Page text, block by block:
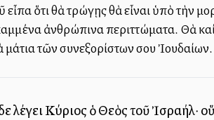
ὅτι θὰ τρώγῃς θὰ εἶναι ὑπὸ τὴν
ἀνθρώπινα περιττώματα. Θὰ
μάτια τῶν συνεξορίστων σου Ἰουδαίων.
λέγει Κύριος ὁ Θεὸς τοῦ Ἰσραήλ·